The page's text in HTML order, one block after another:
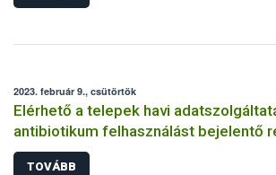
2023. február 9., csütörtök
Elérhető a telepek havi
antibiotikum felhasználást bejelentő
TOVÁBB